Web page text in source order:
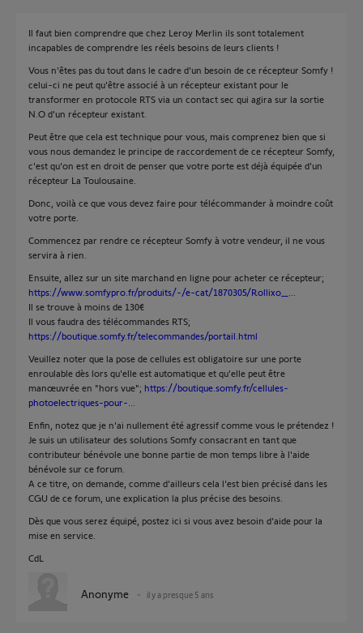
Il faut bien comprendre que chez Leroy Merlin ils sont totalement
incapables de comprendre les réels besoins de leurs clients !
Vous n'êtes pas du tout dans le cadre d'un besoin de ce récepteur Somfy !
celui-ci ne peut qu'être associé à un récepteur existant pour le
transformer en protocole RTS via un contact sec qui agira sur la sortie
N.O d'un récepteur existant.
Peut être que cela est technique pour vous, mais comprenez bien que si
vous nous demandez le principe de raccordement de ce récepteur Somfy,
c'est qu'on est en droit de penser que votre porte est déjà équipée d'un
récepteur La Toulousaine.
Donc, voilà ce que vous devez faire pour télécommander à moindre coût
votre porte.
Commencez par rendre ce récepteur Somfy à votre vendeur, il ne vous
servira à rien.
Ensuite, allez sur un site marchand en ligne pour acheter ce récepteur;
https://www.somfypro.fr/produits/-/e-cat/1870305/Rollixo_...
Il se trouve à moins de 130€
Il vous faudra des télécommandes RTS;
https://boutique.somfy.fr/telecommandes/portail.html
Veuillez noter que la pose de cellules est obligatoire sur une porte
enroulable dès lors qu'elle est automatique et qu'elle peut être
manœuvrée en "hors vue"; https://boutique.somfy.fr/cellules-
photoelectriques-pour-...
Enfin, notez que je n'ai nullement été agressif comme vous le prétendez !
Je suis un utilisateur des solutions Somfy consacrant en tant que
contributeur bénévole une bonne partie de mon temps libre à l'aide
bénévole sur ce forum.
A ce titre, on demande, comme d'ailleurs cela l'est bien précisé dans les
CGU de ce forum, une explication la plus précise des besoins.
Dès que vous serez équipé, postez ici si vous avez besoin d'aide pour la
mise en service.
CdL
Anonyme il y a presque 5 ans